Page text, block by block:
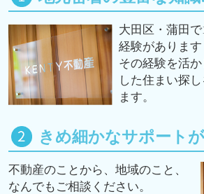
大田区・蒲田
経験があります
その経験を活
した住まい探
ます。
きめ細かなサポート
不動産のことから、地域のこと、
なんでもご相談ください。